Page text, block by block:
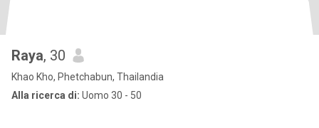
Raya, 30
Khao Kho, Phetchabun, Thailandia
Alla ricerca di: Uomo 30 - 50